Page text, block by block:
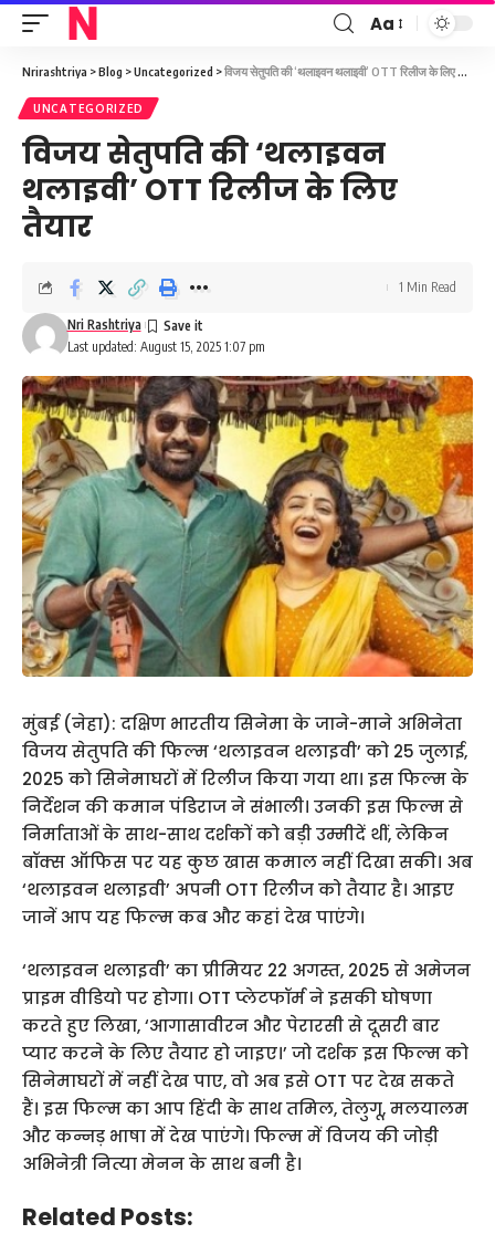
Font
Resizer
Aa
Nrirashtriya >Blog >Uncategorized >विजय सेतुपति की ‘थलाइवन थलाइवी’ OTT रिलीज के लिए तैयार
UNCATEGORIZED
विजय सेतुपति की ‘थलाइवन
थलाइवी’ OTT रिलीज के लिए
तैयार
Last updated: August 15, 2025 1:07 pm
Nri Rashtriya
1 Min Read
मुंबई (नेहा): दक्षिण भारतीय सिनेमा के जाने-माने अभिनेता
विजय सेतुपति की फिल्म ‘थलाइवन थलाइवी’ को 25 जुलाई,
2025 को सिनेमाघरों में रिलीज किया गया था। इस फिल्म के
निर्देशन की कमान पंडिराज ने संभाली। उनकी इस फिल्म से
निर्माताओं के साथ-साथ दर्शकों को बड़ी उम्मीदें थीं, लेकिन
बॉक्स ऑफिस पर यह कुछ खास कमाल नहीं दिखा सकी। अब
‘थलाइवन थलाइवी’ अपनी OTT रिलीज को तैयार है। आइए
जानें आप यह फिल्म कब और कहां देख पाएंगे।
‘थलाइवन थलाइवी’ का प्रीमियर 22 अगस्त, 2025 से अमेजन
प्राइम वीडियो पर होगा। OTT प्लेटफॉर्म ने इसकी घोषणा
करते हुए लिखा, ‘आगासावीरन और पेरारसी से दूसरी बार
प्यार करने के लिए तैयार हो जाइए।’ जो दर्शक इस फिल्म को
सिनेमाघरों में नहीं देख पाए, वो अब इसे OTT पर देख सकते
हैं। इस फिल्म का आप हिंदी के साथ तमिल, तेलुगू, मलयालम
और कन्नड़ भाषा में देख पाएंगे। फिल्म में विजय की जोड़ी
अभिनेत्री नित्या मेनन के साथ बनी है।
Related Posts: